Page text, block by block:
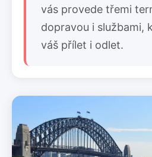
vás provede třemi
dopravou i službami,
váš přílet i odlet.